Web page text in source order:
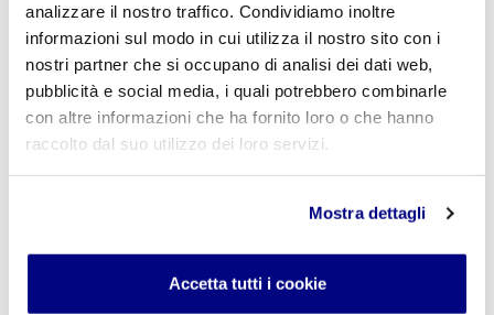
analizzare il nostro traffico. Condividiamo inoltre
informazioni sul modo in cui utilizza il nostro sito con i
nostri partner che si occupano di analisi dei dati web,
pubblicità e social media, i quali potrebbero combinarle
con altre informazioni che ha fornito loro o che hanno
raccolto dal suo utilizzo dei loro servizi.
Mostra dettagli
Accetta tutti i cookie
E-mail*